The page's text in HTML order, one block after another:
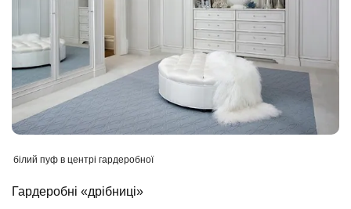
білий пуф в центрі гардеробної
Гардеробні «дрібниці»